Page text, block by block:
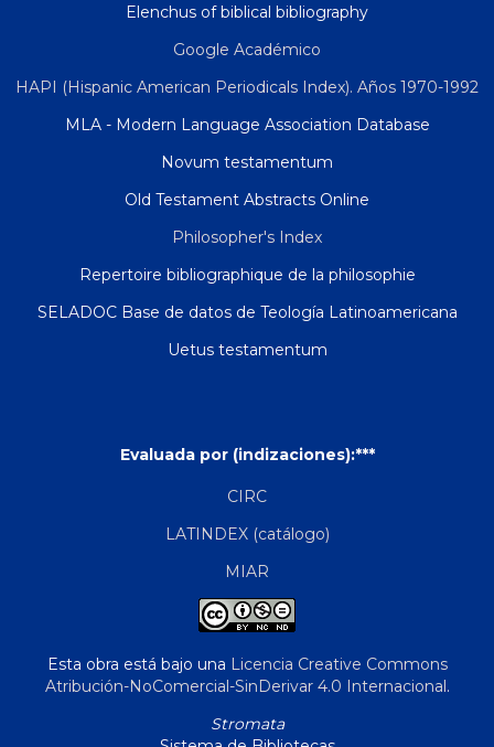
Elenchus of biblical bibliography
Google Académico
HAPI (Hispanic American Periodicals Index). Años 1970-1992
MLA - Modern Language Association Database
Novum testamentum
Old Testament Abstracts Online
Philosopher's Index
Repertoire bibliographique de la philosophie
SELADOC Base de datos de Teología Latinoamericana
Uetus testamentum
Evaluada por (indizaciones):***
CIRC
LATINDEX (catálogo)
MIAR
Esta obra está bajo una Licencia Creative Commons
Atribución-NoComercial-SinDerivar 4.0 Internacional.
Stromata